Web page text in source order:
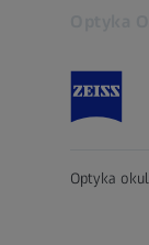
Optyka